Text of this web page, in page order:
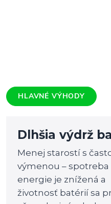
HLAVNÉ VÝHODY
Dlhšia výdrž
Menej starostí s
výmenou – spotreba
energie je znížená a
životnosť batérií sa